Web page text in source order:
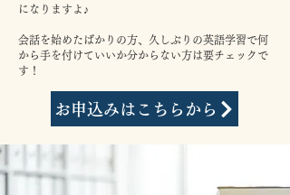
になりますよ♪
会話を始めたばかりの方、久しぶりの英語学習で何
から手を付けていいか分からない方は要チェックで
す！
お申込みはこちらから